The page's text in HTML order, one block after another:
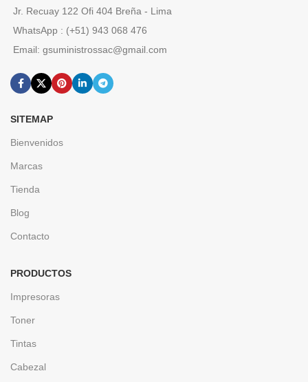
Jr. Recuay 122 Ofi 404 Breña - Lima
WhatsApp : (+51) 943 068 476
Email: gsuministrossac@gmail.com
SITEMAP
Bienvenidos
Marcas
Tienda
Blog
Contacto
PRODUCTOS
Impresoras
Toner
Tintas
Cabezal